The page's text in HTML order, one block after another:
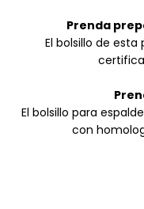
Prenda
El bolsillo de esta
El bolsillo para
con